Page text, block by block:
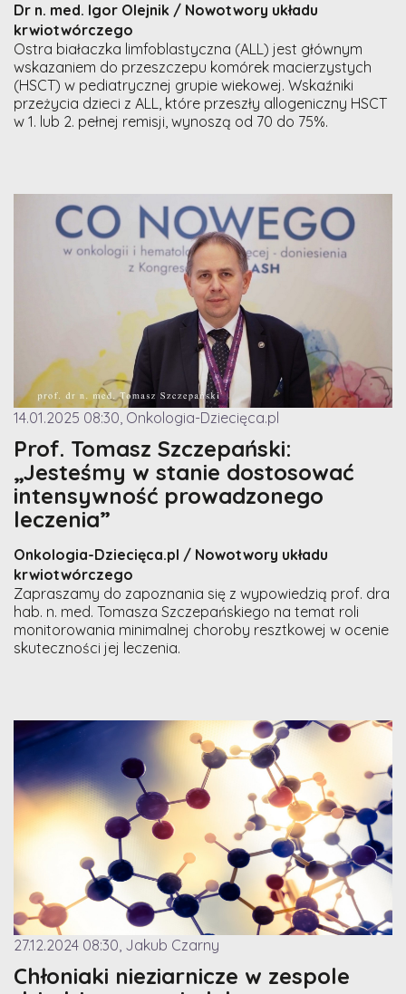
Dr n. med. Igor Olejnik / Nowotwory układu
krwiotwórczego
Ostra białaczka limfoblastyczna (ALL) jest głównym
wskazaniem do przeszczepu komórek macierzystych
(HSCT) w pediatrycznej grupie wiekowej. Wskaźniki
przeżycia dzieci z ALL, które przeszły allogeniczny HSCT
w 1. lub 2. pełnej remisji, wynoszą od 70 do 75%.
14.01.2025 08:30, Onkologia-Dziecięca.pl
Prof. Tomasz Szczepański:
„Jesteśmy w stanie dostosować
intensywność prowadzonego
leczenia”
Onkologia-Dziecięca.pl / Nowotwory układu
krwiotwórczego
Zapraszamy do zapoznania się z wypowiedzią prof. dra
hab. n. med. Tomasza Szczepańskiego na temat roli
monitorowania minimalnej choroby resztkowej w ocenie
skuteczności jej leczenia.
27.12.2024 08:30, Jakub Czarny
Chłoniaki nieziarnicze w zespole